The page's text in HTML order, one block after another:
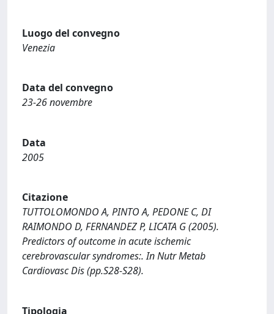
Luogo del convegno
Venezia
Data del convegno
23-26 novembre
Data
2005
Citazione
TUTTOLOMONDO A, PINTO A, PEDONE C, DI
RAIMONDO D, FERNANDEZ P, LICATA G (2005).
Predictors of outcome in acute ischemic
cerebrovascular syndromes:. In Nutr Metab
Cardiovasc Dis (pp.S28-S28).
Tipologia